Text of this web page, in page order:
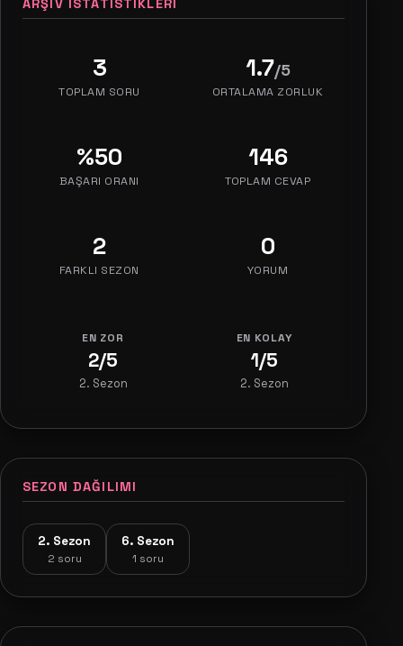
ARŞIV İSTATISTIKLERI
3
TOPLAM SORU
1.7/5
ORTALAMA ZORLUK
%50
BAŞARI ORANI
146
TOPLAM CEVAP
2
FARKLI SEZON
0
YORUM
EN ZOR
2/5
2. Sezon
EN KOLAY
1/5
2. Sezon
SEZON DAĞILIMI
2. Sezon
2 soru
6. Sezon
1 soru